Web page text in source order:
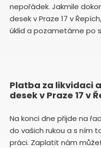
nepořádek. Jakmile
desek v Praze 17 v
úklid a pozametáme po
Platba za likvidaci
desek v Praze 17 v
Na konci dne přijde na
do vašich rukou a s ním
práci. Zaplatit nám